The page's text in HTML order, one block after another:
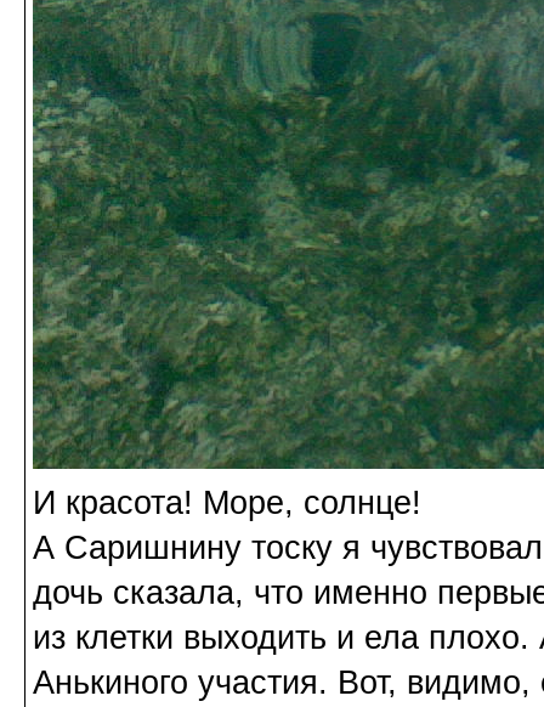
И красота! Море, солнце!
А Саришнину тоску я
дочь сказала, что именно
из клетки выходить и ела
Анькиного участия. Вот,